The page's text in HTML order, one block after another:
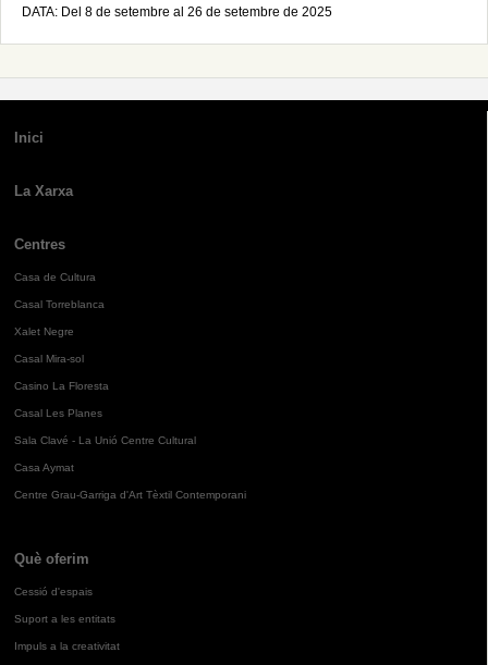
DATA: Del 8 de setembre al 26 de setembre de 2025
Inici
La Xarxa
Centres
Casa de Cultura
Casal Torreblanca
Xalet Negre
Casal Mira-sol
Casino La Floresta
Casal Les Planes
Sala Clavé - La Unió Centre Cultural
Casa Aymat
Centre Grau-Garriga d'Art Tèxtil Contemporani
Què oferim
Cessió d'espais
Suport a les entitats
Impuls a la creativitat